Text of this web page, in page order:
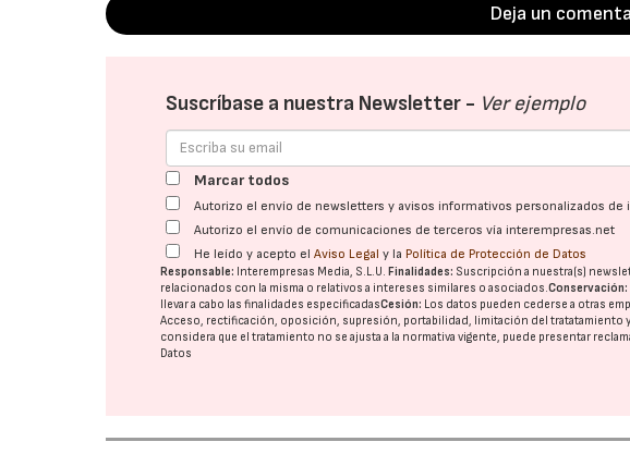
Deja un
Suscríbase a nuestra Newsletter - Ver ejemplo
Marcar todos
Autorizo el envío de newsletters y avisos informativos personalizados de
Autorizo el envío de comunicaciones de terceros vía interempresas.net
He leído y acepto elAviso Legal y la Política de Protección de Datos
Responsable: Interempresas Media, S.L.U.Finalidades: Suscripción a nuestra(s)
relacionados con la misma o relativos a intereses similares o asociados.Conservación:
llevar a cabo las finalidades especificadasCesión: Los datos pueden cederse a otras
Acceso, rectificación, oposición, supresión, portabilidad, limitación del tratatamiento
considera que el tratamiento no se ajusta a la normativa vigente, puede presentar
Datos